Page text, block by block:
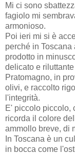
Mi ci sono
fagiolo mi
armonioso.
Poi ieri mi si è
perché in
prodotto in
delicato e
Pratomagno, in
olivi, e raccolto
l'integrità.
E' piccolo piccolo,
ricorda il colore
ammollo breve, di
In Toscana è un
in bocca come